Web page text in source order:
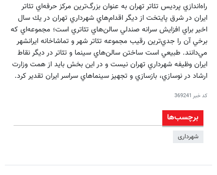
راه‌اندازي پرديس تئاتر تهران به عنوان بزرگ‌ترين مركز حرفه‌اي تئاتر
ايران در شرق پايتخت از ديگر اقدام‌هاي شهرداري تهران در يك سال
اخير براي افزايش سرانه صندلي سالن‌هاي تئاتري است؛ مجموعه‌اي كه
برخي آن را جدي‌ترين رقيب مجموعه تئاتر شهر و تماشاخانه ايرانشهر
مي‌دانند. طبيعي است ساختن سالن‌هاي سينما و تئاتر در ديگر نقاط
ايران وظيفه شهرداري تهران نيست و در اين بخش بايد از همت وزارت
ارشاد در نوسازي، بازسازي و تجهيز سينماهاي سراسر ايران تقدير كرد.
کد خبر 369241
برچسب‌ها
شهرداری